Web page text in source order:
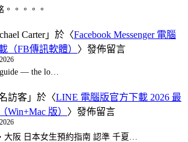
。。。。。
Carter」於〈Facebook Messenger 電腦
（FB傳訊軟體） 〉發佈留言
— the lo…
訪客 」於〈LINE 電腦版官方下載 2026 最
Win+Mac 版） 〉發佈留言
大阪 日本女生預約指南 認準 千夏…